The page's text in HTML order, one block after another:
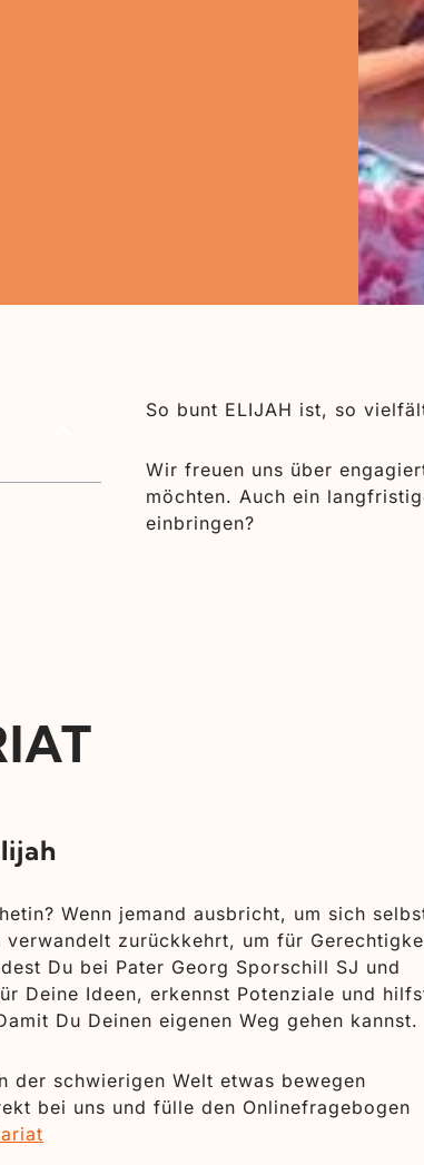
So bunt ELIJAH ist, so
Wir freuen uns über
möchten. Auch ein
einbringen?
Wenn jemand ausbricht, um sich
zurückkehrt, um für
Du bei Pater Georg Sporschill SJ und
Deine Ideen, erkennst Potenziale und
Du Deinen eigenen Weg gehen kannst.
der schwierigen Welt etwas bewegen
bei uns und fülle den Onlinefragebogen